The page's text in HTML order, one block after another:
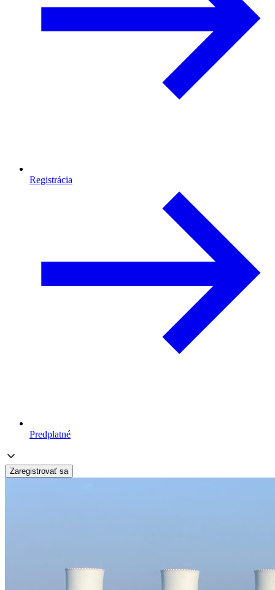
Registrácia
Predplatné
Zaregistrovať sa